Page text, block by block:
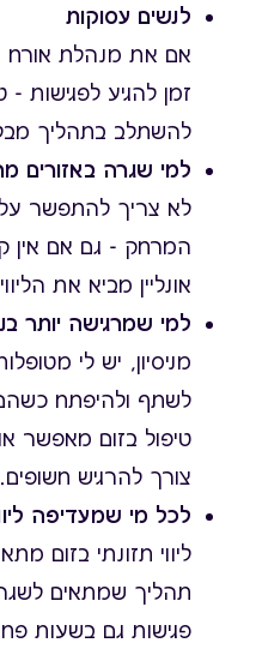
לנשים עסוקות
אם את מנהלת אורח
זמן להגיע לפגישות
להשתלב בתהליך
למי שגרה באזורים
לא צריך להתפשר על
המרחק - גם אם אין
אונליין מביא את
למי שמרגישה יותר
מניסיון, יש לי
לשתף ולהיפתח
טיפול בזום מאפשר
צורך להרגיש חשופים.
לכל מי שמעדיפה
ליווי תזונתי בזום
תהליך שמתאים
פגישות גם בשעות